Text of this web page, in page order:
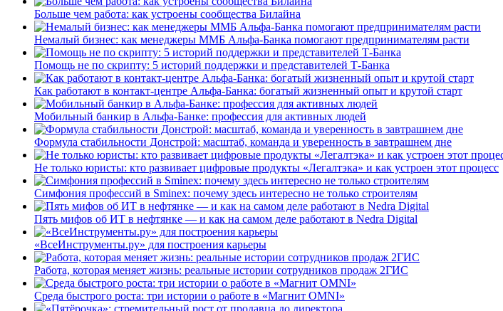
Больше чем работа: как устроены сообщества Билайна
Немалый бизнес: как менеджеры ММБ Альфа-Банка помогают предпринимателям расти
Помощь не по скрипту: 5 историй поддержки и представителей Т-Банка
Как работают в контакт-центре Альфа-Банка: богатый жизненный опыт и крутой старт
Мобильный банкир в Альфа-Банке: профессия для активных людей
Формула стабильности Донстрой: масштаб, команда и уверенность в завтрашнем дне
Не только юристы: кто развивает цифровые продукты «Легалтэка» и как устроен этот процесс
Симфония профессий в Sminex: почему здесь интересно не только строителям
Пять мифов об ИТ в нефтянке — и как на самом деле работают в Nedra Digital
«ВсеИнструменты.ру» для построения карьеры
Работа, которая меняет жизнь: реальные истории сотрудников продаж 2ГИС
Среда быстрого роста: три истории о работе в «Магнит OMNI»